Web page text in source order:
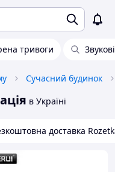
тривоги
Сучасний будинок
в Україні
доставка